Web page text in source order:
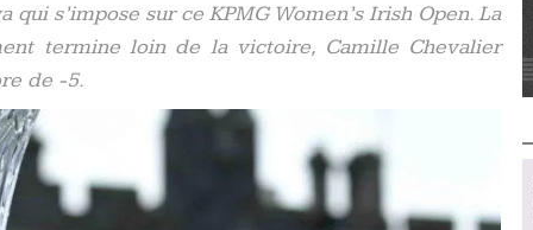
s’impose sur ce KPMG Women’s Irish Open. La
termine loin de la victoire, Camille Chevalier
de -5.